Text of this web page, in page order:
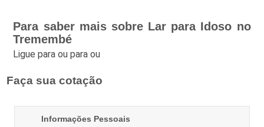
Para saber mais sobre Lar para Idoso no
Tremembé
Ligue paraou paraou
Faça sua cotação
Informações Pessoais